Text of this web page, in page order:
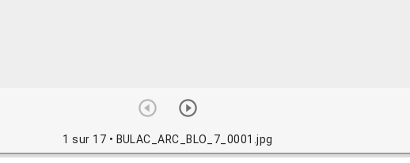
1 sur 17 • BULAC_ARC_BLO_7_0001.jpg